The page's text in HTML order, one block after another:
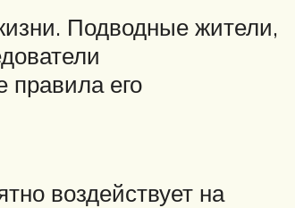
Подводные жители,
правила его
воздействует на